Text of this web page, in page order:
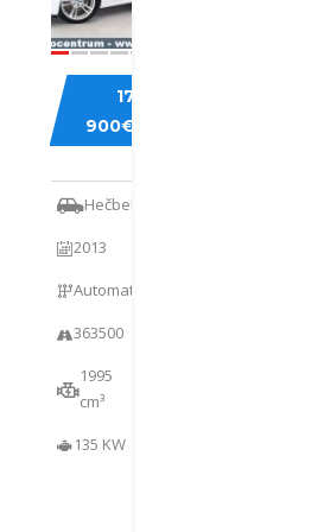
17
900€
BMW
520
GRAN
TURISMO
Hečbekas
2013
Automatinė
363500
1995
cm³
135 KW